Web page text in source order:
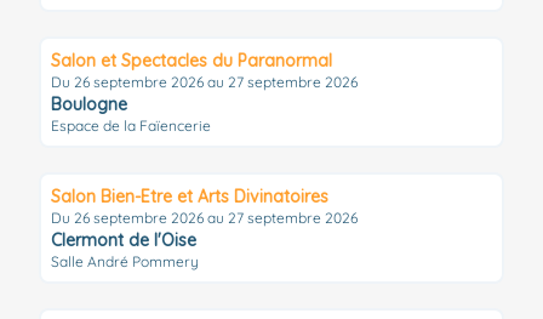
Salon et Spectacles du Paranormal
Du 26 septembre 2026 au 27 septembre 2026
Boulogne
Espace de la Faïencerie
Salon Bien-Etre et Arts Divinatoires
Du 26 septembre 2026 au 27 septembre 2026
Clermont de l'Oise
Salle André Pommery